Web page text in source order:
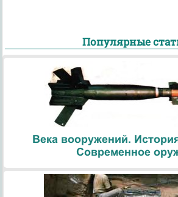
Популярные
Века вооружений.
Современное